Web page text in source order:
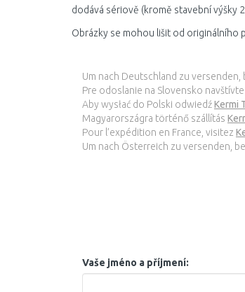
dodává sériově (kromě stavební výšky
Obrázky se mohou lišit od originálního
Um nach Deutschland zu versenden,
Pre odoslanie na Slovensko navštívte
Aby wysłać do Polski odwiedźKermi
Magyarországra történő szállítás
Pour l’expédition en France, visitez
Um nach Österreich zu versenden,
Vaše jméno a příjmení: